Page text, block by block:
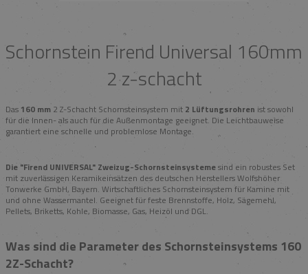
Schornstein Firend Universal 160mm
2 z-schacht
Das 160 mm 2 Z-Schacht Schornsteinsystem mit 2 Lüftungsrohren ist sowohl
für die Innen- als auch für die Außenmontage geeignet. Die Leichtbauweise
garantiert eine schnelle und problemlose Montage.
Die "Firend UNIVERSAL" Zweizug-Schornsteinsystemesind ein robustes Set
mit zuverlässigen Keramikeinsätzen des deutschen Herstellers Wolfshöher
Tonwerke GmbH, Bayern. Wirtschaftliches Schornsteinsystem für Kamine mit
und ohne Wassermantel. Geeignet für feste Brennstoffe, Holz, Sägemehl,
Pellets, Briketts, Kohle, Biomasse, Gas, Heizöl und DGL.
Was sind die Parameter des Schornsteinsystems 160
2Z-Schacht?